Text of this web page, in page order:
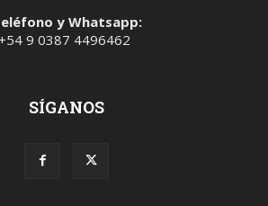
y Whatsapp:
9 0387 4496462
SÍGANOS